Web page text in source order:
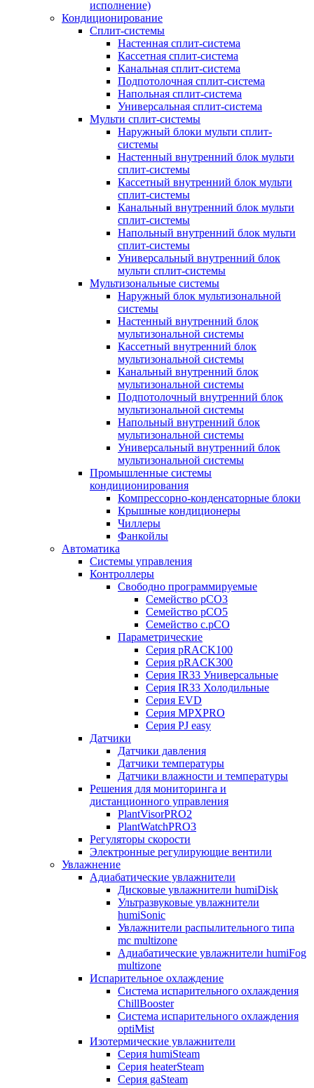
исполнение)
Кондиционирование
Сплит-системы
Настенная сплит-система
Кассетная сплит-система
Канальная сплит-система
Подпотолочная сплит-система
Напольная сплит-система
Универсальная сплит-система
Мульти сплит-системы
Наружный блоки мульти сплит-
системы
Настенный внутренний блок мульти
сплит-системы
Кассетный внутренний блок мульти
сплит-системы
Канальный внутренний блок мульти
сплит-системы
Напольный внутренний блок мульти
сплит-системы
Универсальный внутренний блок
мульти сплит-системы
Мультизональные системы
Наружный блок мультизональной
системы
Настенный внутренний блок
мультизональной системы
Кассетный внутренний блок
мультизональной системы
Канальный внутренний блок
мультизональной системы
Подпотолочный внутренний блок
мультизональной системы
Напольный внутренний блок
мультизональной системы
Универсальный внутренний блок
мультизональной системы
Промышленные системы
кондиционирования
Компрессорно-конденсаторные блоки
Крышные кондиционеры
Чиллеры
Фанкойлы
Автоматика
Системы управления
Контроллеры
Свободно программируемые
Семейство pCO3
Семейство pCO5
Семейство c.pCO
Параметрические
Серия pRACK100
Серия pRACK300
Серия IR33 Универсальные
Серия IR33 Холодильные
Серия EVD
Серия MPXPRO
Серия PJ easy
Датчики
Датчики давления
Датчики температуры
Датчики влажности и температуры
Решения для мониторинга и
дистанционного управления
PlantVisorPRO2
PlantWatchPRO3
Регуляторы скорости
Электронные регулирующие вентили
Увлажнение
Адиабатические увлажнители
Дисковые увлажнители humiDisk
Ультразвуковые увлажнители
humiSonic
Увлажнители распылительного типа
mc multizone
Адиабатические увлажнители humiFog
multizone
Испарительное охлаждение
Система испарительного охлаждения
ChillBooster
Система испарительного охлаждения
optiMist
Изотермические увлажнители
Серия humiSteam
Серия heaterSteam
Серия gaSteam